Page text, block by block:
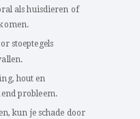
als huisdieren of
stoeptegels
hout en
probleem.
kun je schade door